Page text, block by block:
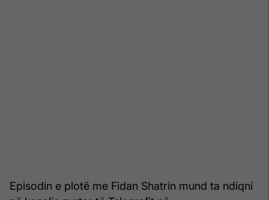
Episodin e plotë me Fidan Shatrin mund ta ndiqni